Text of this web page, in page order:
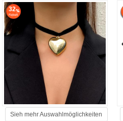
32
Sieh mehr Auswahlmöglichkeiten